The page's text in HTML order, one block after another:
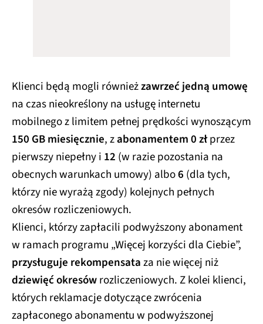
Klienci będą mogli równieżzawrzeć jedną umowę
na czas nieokreślony na usługę internetu
mobilnego z limitem pełnej prędkości wynoszącym
150 GB miesięcznie, zabonamentem 0 złprzez
pierwszy niepełny i 12 (w razie pozostania na
obecnych warunkach umowy) albo6 (dla tych,
którzy nie wyrażą zgody) kolejnych pełnych
okresów rozliczeniowych.
Klienci, którzy zapłacili podwyższony abonament
w ramach programu „Więcej korzyści dla Ciebie”,
przysługuje rekompensataza nie więcej niż
dziewięć okresówrozliczeniowych. Z kolei klienci,
których reklamacje dotyczące zwrócenia
zapłaconego abonamentu w podwyższonej